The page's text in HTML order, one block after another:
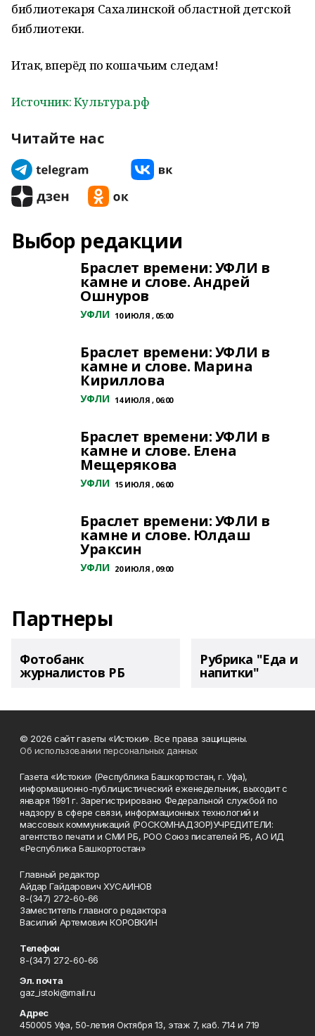
библиотекаря Сахалинской областной детской
библиотеки.
Итак, вперёд по кошачьим следам!
Источник: Культура.рф
Читайте нас
Выбор редакции
Браслет времени: УФЛИ в
камне и слове. Андрей
Ошнуров
УФЛИ 10 ИЮЛЯ , 05:00
Браслет времени: УФЛИ в
камне и слове. Марина
Кириллова
УФЛИ 14 ИЮЛЯ , 06:00
Браслет времени: УФЛИ в
камне и слове. Елена
Мещерякова
УФЛИ 15 ИЮЛЯ , 06:00
Браслет времени: УФЛИ в
камне и слове. Юлдаш
Ураксин
УФЛИ 20 ИЮЛЯ , 09:00
Партнеры
Фотобанк
журналистов РБ
Рубрика "Еда и
напитки"
© 2026 сайт газеты «Истоки». Все права защищены.
Об использовании персональных данных
Газета «Истоки» (Республика Башкортостан, г. Уфа),
информационно-публицистический еженедельник, выходит с
января 1991 г. Зарегистрировано Федеральной службой по
надзору в сфере связи, информационных технологий и
массовых коммуникаций (РОСКОМНАДЗОР)УЧРЕДИТЕЛИ:
агентство печати и СМИ РБ, РОО Союз писателей РБ, АО ИД
«Республика Башкортостан»
Главный редактор
Айдар Гайдарович ХУСАИНОВ
8-(347) 272-60-66
Заместитель главного редактора
Василий Артемович КОРОВКИН
Телефон
8-(347) 272-60-66
Эл. почта
gaz_istoki@mail.ru
Адрес
450005 Уфа, 50-летия Октября 13, этаж 7, каб. 714 и 719